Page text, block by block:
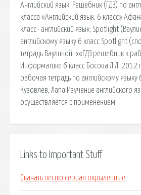
Английский язык. Решебник (ГДЗ) по
класса «Английский язык. 6 класс»
класс · английский язык; Spotlight
английскому языку 6 класс Spotlight
тетрадь Ваулиной. ««ГДЗ решебник к
Информатике 6 класс Босова Л.Л. 2012
рабочая тетрадь по английскому
Кузовлев, Лапа Изучение английского
осуществляется с применением.
Links to Important Stuff
Скачать песню сериал окрыленные